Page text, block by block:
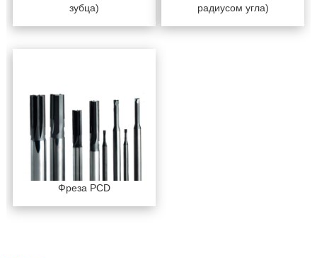
зубца)
радиусом угла)
Фреза PCD